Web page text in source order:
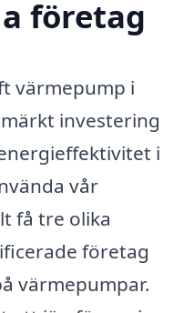
företag
värmepump i
investering
i
vår
få tre olika
företag
värmepumpar.